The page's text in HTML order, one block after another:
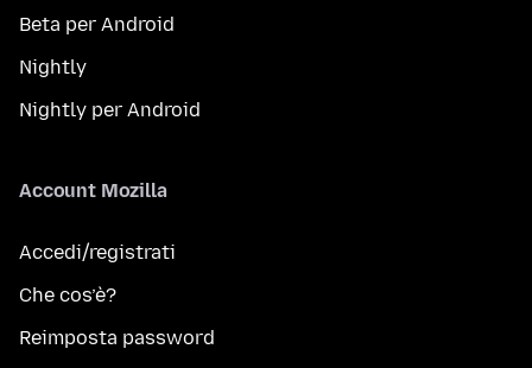
Beta per Android
Nightly
Nightly per Android
Account Mozilla
Accedi/registrati
Che cos’è?
Reimposta password